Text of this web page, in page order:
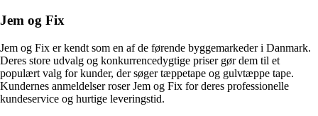
Jem og Fix
Jem og Fix er kendt som en af de førende byggemarkeder i Danmark.
Deres store udvalg og konkurrencedygtige priser gør dem til et
populært valg for kunder, der søger tæppetape og gulvtæppe tape.
Kundernes anmeldelser roser Jem og Fix for deres professionelle
kundeservice og hurtige leveringstid.